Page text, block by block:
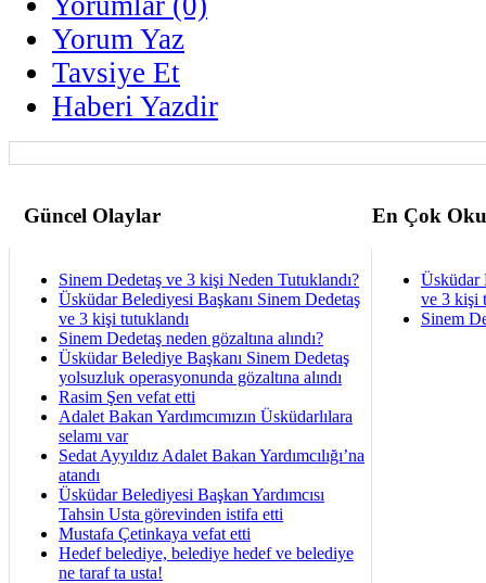
Yorum Yaz
Tavsiye Et
Haberi Yazdir
Güncel Olaylar En Çok
Sinem Dedetaş ve 3 kişi Neden Tutuklandı?
Üsküdar Belediyesi Başkanı Sinem Dedetaş
ve 3 kişi tutuklandı
Sinem Dedetaş neden gözaltına alındı?
Üsküdar Belediye Başkanı Sinem Dedetaş
yolsuzluk operasyonunda gözaltına alındı
Rasim Şen vefat etti
Adalet Bakan Yardımcımızın Üsküdarlılara
selamı var
Sedat Ayyıldız Adalet Bakan Yardımcılığı’na
atandı
Üsküdar Belediyesi Başkan Yardımcısı
Tahsin Usta görevinden istifa etti
Mustafa Çetinkaya vefat etti
Hedef belediye, belediye hedef ve belediye
ne taraf ta usta!
Üsküdar
ve 3 kişi
Sinem